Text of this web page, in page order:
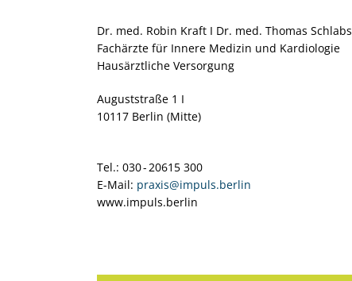
Dr. med. Robin Kraft I Dr. med. Thomas Schlabs
Fachärzte für Innere Medizin und Kardiologie
Hausärztliche Versorgung
Auguststraße 1 I
10117 Berlin (Mitte)
Tel.: 030 - 20615 300
E-Mail: praxis@impuls.berlin
www.impuls.berlin